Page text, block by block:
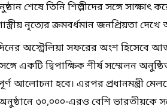
শেষে তিনি শিল্পীদের সঙ্গে সাক্ষাৎ
নৃত্যের ক্রমবর্ধমান জনপ্রিয়তা
দিনের অস্ট্রেলিয়া সফরের অংশ হিসেবে
একটি দ্বিপাক্ষিক শীর্ষ সম্মেলন
আলোচনা হবে। এরপর প্রধানমন্ত্রী
৩০,০০০-এরও বেশি ভারতীয়কে